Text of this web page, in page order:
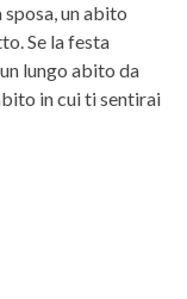
un abito
Se la festa
lungo abito da
in cui ti sentirai